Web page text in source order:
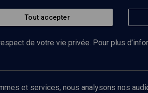
à notre newsletter
Tout accepter
de votre vie privée. Pour plus
et services, nous analysons nos